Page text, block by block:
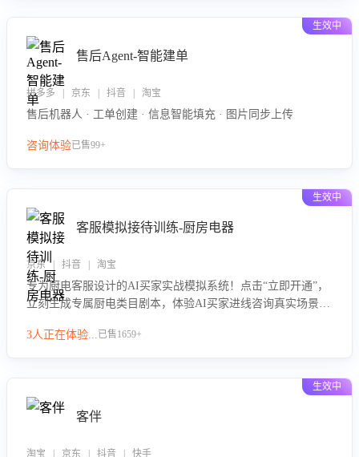
生效中
售后Agent-智能建单
拼多多 | 京东 | 抖音 | 淘宝
售后机器人 · 工单创建 · 信息智能填充 · 图片同步上传
咨询体验已售99+
生效中
客服模拟接待训练-厨房电器
京东 | 抖音 | 淘宝
专为厨电客服设计的AI买家实战模拟系统！点击“立即开通”，
立刻生成专属厨电类目剧本，体验AI买家进线咨询真实场景训
技巧！
3人正在体验...已售1659+
生效中
客伴
淘宝 | 京东 | 抖音 | 快手